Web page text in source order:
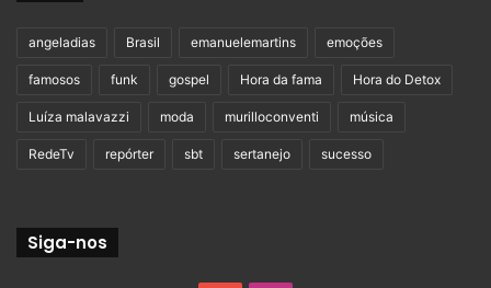
angeladias Brasil emanuelemartins emoções
famosos funk gospel Hora da fama Hora do Detox
Luíza malavazzi moda murilloconventi música
RedeTv repórter sbt sertanejo sucesso
Siga-nos